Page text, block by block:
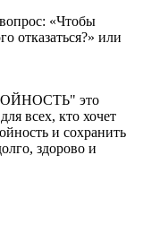
«Чтобы
отказаться?» или
это
всех, кто хочет
и сохранить
здорово и